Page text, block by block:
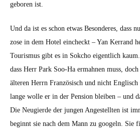
geboren ist.
Und da ist es schon etwas Beson­deres, dass
zose in dem Hotel eincheckt – Yan Ker­rand
Touris­mus gibt es in Sok­cho eigentlich
dass Herr Park Soo-Ha ermah­nen muss,
älteren Her­rn Franzö­sisch und nicht
lange wolle er in der Pen­sion bleiben – und
Die Neugierde der jun­gen Angestell­ten ist
begin­nt sie nach dem Mann zu googeln. Sie